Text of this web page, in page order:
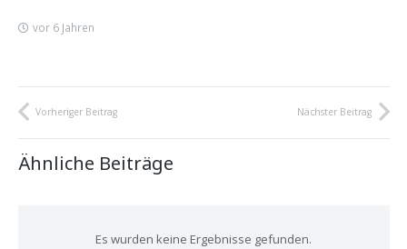
vor 6 Jahren
Vorheriger Beitrag Nächster Beitrag
Ähnliche Beiträge
Es wurden keine Ergebnisse gefunden.